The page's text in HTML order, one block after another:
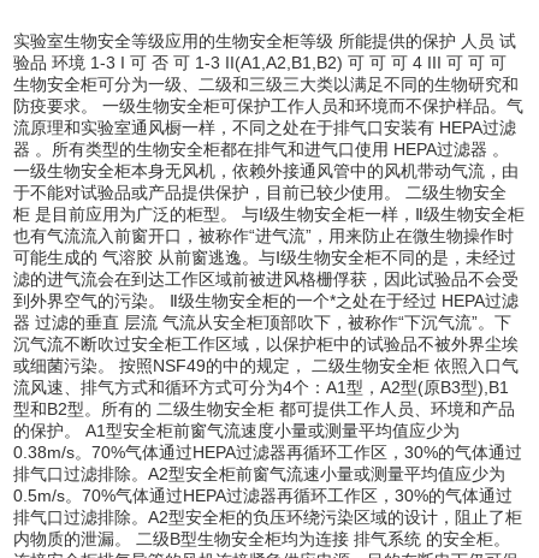
实验室生物安全等级应用的生物安全柜等级 所能提供的保护 人员 试
验品 环境 1-3 I 可 否 可 1-3 II(A1,A2,B1,B2) 可 可 可 4 III 可 可 可
生物安全柜可分为一级、二级和三级三大类以满足不同的生物研究和
防疫要求。 一级生物安全柜可保护工作人员和环境而不保护样品。气
流原理和实验室通风橱一样，不同之处在于排气口安装有 HEPA过滤
器 。所有类型的生物安全柜都在排气和进气口使用 HEPA过滤器 。
一级生物安全柜本身无风机，依赖外接通风管中的风机带动气流，由
于不能对试验品或产品提供保护，目前已较少使用。
二级生物安全
柜 是目前应用为广泛的柜型。 与Ⅰ级生物安全柜一样，Ⅱ级生物安全柜
也有气流流入前窗开口，被称作“进气流”，用来防止在微生物操作时
可能生成的气溶胶 从前窗逃逸。与Ⅰ级生物安全柜不同的是，未经过
滤的进气流会在到达工作区域前被进风格栅俘获，因此试验品不会受
到外界空气的污染。 Ⅱ级生物安全柜的一个*之处在于经过 HEPA过滤
器 过滤的垂直 层流 气流从安全柜顶部吹下，被称作“下沉气流”。下
沉气流不断吹过安全柜工作区域，以保护柜中的试验品不被外界尘埃
或细菌污染。 按照NSF49的中的规定，
二级生物安全柜 依照入口气
流风速、排气方式和循环方式可分为4个：A1型，A2型(原B3型),B1
型和B2型。所有的 二级生物安全柜 都可提供工作人员、环境和产品
的保护。 A1型安全柜前窗气流速度小量或测量平均值应少为
0.38m/s。70%气体通过HEPA过滤器再循环工作区，30%的气体通过
排气口过滤排除。A2型安全柜前窗气流速小量或测量平均值应少为
0.5m/s。70%气体通过HEPA过滤器再循环工作区，30%的气体通过
排气口过滤排除。A2型安全柜的负压环绕污染区域的设计，阻止了柜
内物质的泄漏。 二级B型生物安全柜均为连接排气系统 的安全柜。